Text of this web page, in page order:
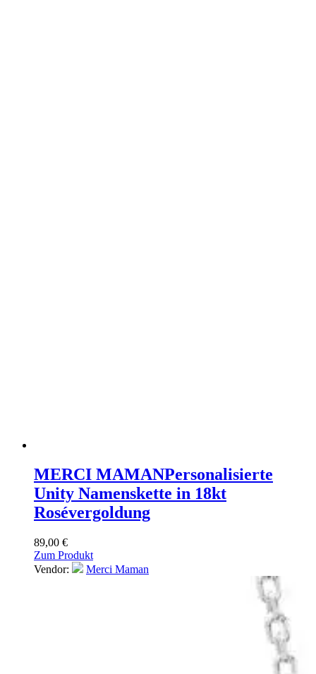
MERCI MAMANPersonalisierte
Unity Namenskette in 18kt
Rosévergoldung
89,00 €
Zum Produkt
Vendor:
Merci Maman